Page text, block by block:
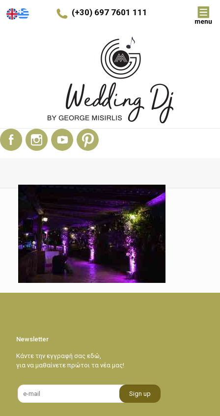
(+30) 697 7601 111
Newsletter
Κάντε την εγγραφή σας εδώ,
για να μαθαίνετε πρώτοι τα νέα μας!